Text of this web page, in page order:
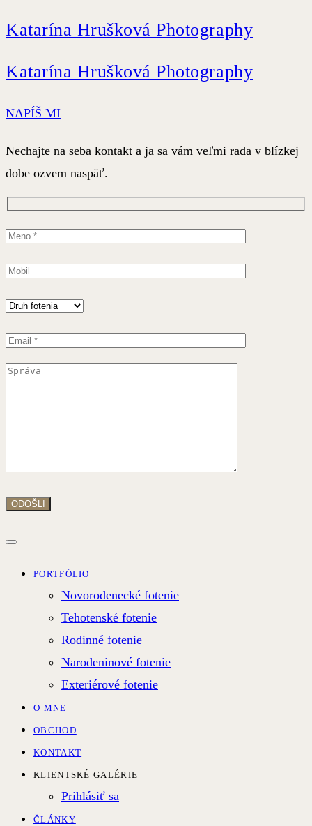
Katarína Hrušková Photography
Katarína Hrušková Photography
NAPÍŠ MI
Nechajte na seba kontakt a ja sa vám veľmi rada v blízkej
dobe ozvem naspäť.
PORTFÓLIO
Novorodenecké fotenie
Tehotenské fotenie
Rodinné fotenie
Narodeninové fotenie
Exteriérové fotenie
O MNE
OBCHOD
KONTAKT
KLIENTSKÉ GALÉRIE
Prihlásiť sa
ČLÁNKY